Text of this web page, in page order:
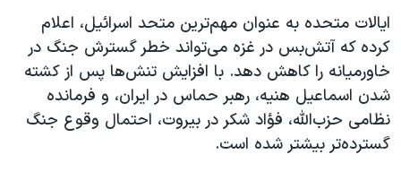
ایالات متحده به عنوان مهم‌ترین متحد اسرائیل، اعلام
کرده که آتش‌بس در غزه می‌تواند خطر گسترش جنگ در
خاورمیانه را کاهش دهد. با افزایش تنش‌ها پس از کشته
شدن اسماعیل هنیه، رهبر حماس در ایران، و فرمانده
نظامی حزب‌الله، فؤاد شکر در بیروت، احتمال وقوع جنگ
گسترده‌تر بیشتر شده است.